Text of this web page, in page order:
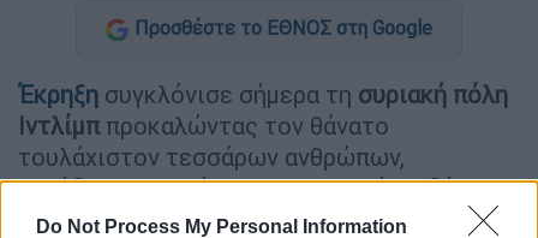
Do Not Process My Personal Information
Προσθέστε το ΕΘΝΟΣ στη Google
Έκρηξη συγκλόνισε σήμερα τη συριακή πόλη
Ιντλίμππροκαλώντας τον θάνατο
τουλάχιστον τεσσάρων ανθρώπων,
μετέδωσε το επίσημο πρακτορείο ειδήσεων
SANAχωρίς να διευκρινίσει τααίτια